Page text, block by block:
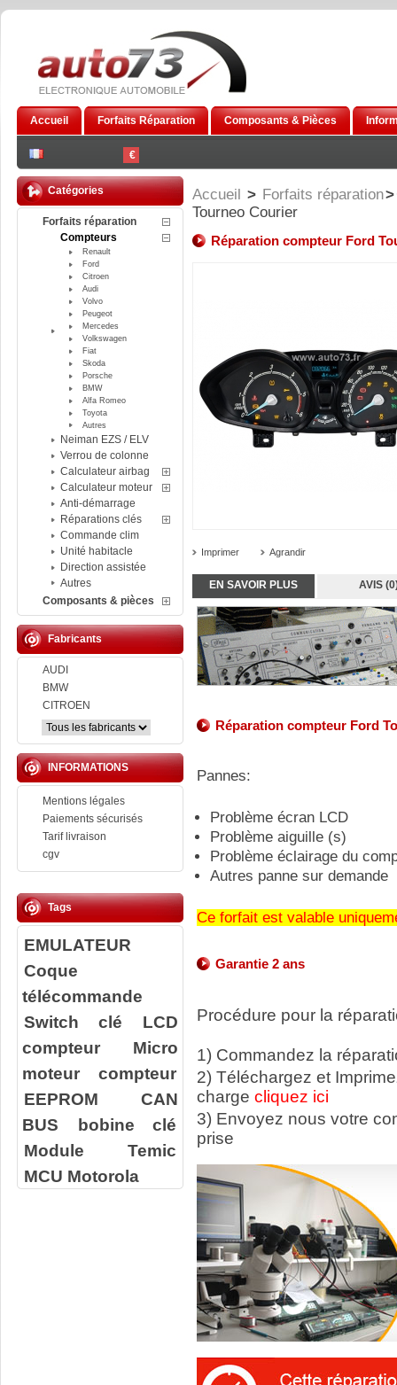
€
Accueil Forfaits Réparation Composants & Pièces
Catégories
Forfaits réparation
Compteurs
Renault
Ford
Citroen
Audi
Volvo
Peugeot
Mercedes
Volkswagen
Fiat
Skoda
Porsche
BMW
Alfa Romeo
Toyota
Autres
Neiman EZS / ELV
Verrou de colonne
Calculateur airbag
Calculateur moteur
Anti-démarrage
Réparations clés
Commande clim
Unité habitacle
Direction assistée
Autres
Composants & pièces
Fabricants
AUDI
BMW
CITROEN
INFORMATIONS
Mentions légales
Paiements sécurisés
Tarif livraison
cgv
Tags
EMULATEUR
Coque
télécommande
Switch clé
LCD
compteur
Micro
moteur compteur
EEPROM
CAN
BUS
bobine clé
Module Temic
MCU Motorola
Accueil > Forfaits réparation>
Tourneo Courier
Réparation compteur Ford
Imprimer Agrandir
EN SAVOIR PLUS AVIS
Réparation compteur Ford
Pannes:
Problème écran LCD
Problème aiguille (s)
Problème éclairage du
Autres panne sur demande
Ce forfait est valable
Garantie 2 ans
Procédure pour la
1) Commandez la
2) Téléchargez et
charge cliquez ici
3) Envoyez nous votre
prise